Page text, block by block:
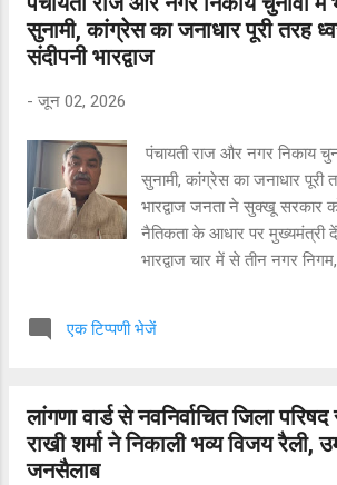
हो चुका है। इन चुनावों में भाजपा
और कांग्रेस की करारी पराजय
सुक्खू सरकार की नीतियों,
नेतृत्व पर अनर्गल टिप्पणियां कर
जनता के फैसले को स्वीकार करने
लोकतंत्र में जनता सर्वोच्च होती
जनादेश का सम्मान करने के बजा...
सुनामी, कांग्रेस का जनाधार पूरी तरह
संदीपनी भारद्वाज
- जून 02, 2026
पंचायती राज और नगर निकाय
सुनामी, कांग्रेस का जनाधार पूरी
भारद्वाज जनता ने सुक्खू सरकार
नैतिकता के आधार पर मुख्यमंत्री दें
भारद्वाज चार में से तीन नगर
भारद्वाज ने पंचायती राज संस्थाओं
आभार व्यक्त करते हुए कहा कि
की सुनामी बह रही है और चुनाव
एक टिप्पणी भेजें
लांगणा वार्ड से नवनिर्वाचित जिला
राखी शर्मा ने निकाली भव्य विजय रैली,
जनसैलाब